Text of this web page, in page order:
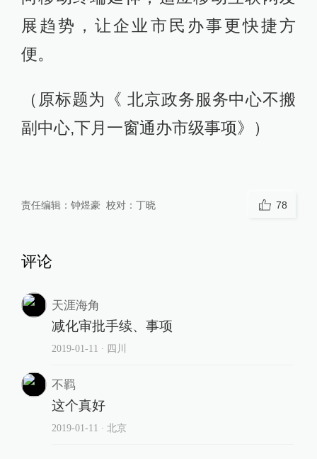
展趋势，让企业市民办事更快捷方
便。
（原标题为《 北京政务服务中心不搬
副中心,下月一窗通办市级事项》）
责任编辑： 钟煜豪 校对： 丁晓 78
评论
天涯海角
减化审批手续、事项
2019-01-11 ∙ 四川
不羁
这个真好
2019-01-11 ∙ 北京